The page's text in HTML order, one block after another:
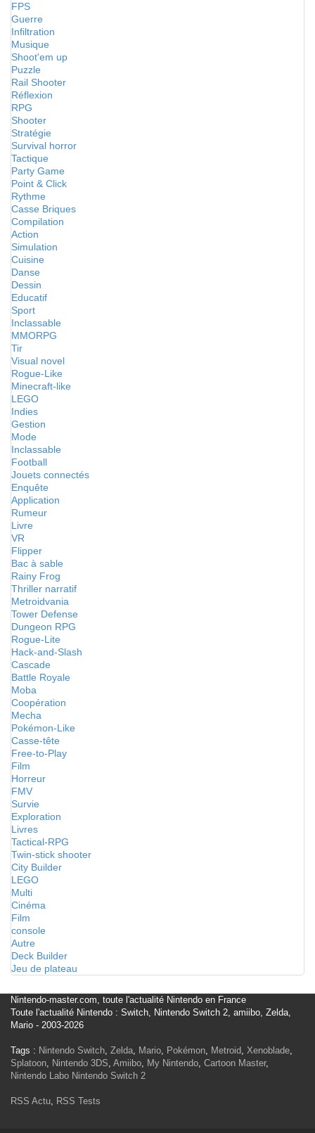
FPS
Guerre
Infiltration
Musique
Shoot'em up
Puzzle
Rail Shooter
Réflexion
RPG
Shooter
Stratégie
Survival horror
Tactique
Party Game
Point & Click
Rythme
Casse Briques
Compilation
Action
Simulation
Cuisine
Danse
Dessin
Educatif
Sport
Inclassable
MMORPG
Tir
Visual novel
Rogue-Like
Minecraft-like
LEGO
Indies
Gestion
Mode
Inclassable
Football
Jouets connectés
Enquête
Application
Rumeur
Livre
VR
Flipper
Bac à sable
Rainy Frog
Thriller narratif
Metroidvania
Tower Defense
Dungeon RPG
Rogue-Lite
Hack-and-Slash
Cascade
Battle Royale
Moba
Coopération
Mecha
Pokémon-Like
Casse-tête
Free-to-Play
Film
Horreur
FMV
Survie
Exploration
Livres
Tactical-RPG
Twin-stick shooter
City Builder
LEGO
Multi
Cinéma
Film
console
Autre
Deck Builder
Jeu de plateau
Nintendo-master.com, toute l'actualité Nintendo en France
Toute l'actualité Nintendo : Switch, Nintendo Switch 2, amiibo, Zelda,
Mario - 2003-2026
Tags : Nintendo Switch, Zelda, Mario, Pokémon, Metroid, Xenoblade,
Splatoon, Nintendo 3DS, Amiibo, My Nintendo, Cartoon Master,
Nintendo Labo Nintendo Switch 2
RSS Actu, RSS Tests